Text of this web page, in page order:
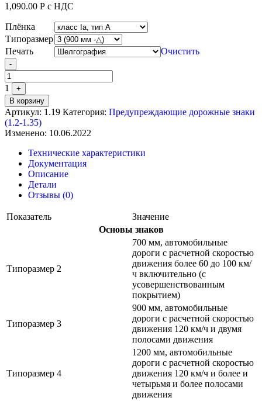
1,090.00 Р с НДС
Плёнка
Типоразмер
Печать
Очистить
Quantity
-
1
+
В корзину
Артикул: 1.19 Категория: Предупреждающие дорожные знаки
(1.2-1.35)
Изменено: 10.06.2022
Технические характеристики
Документация
Описание
Детали
Отзывы (0)
Показатель
Значение
Основы знаков
Типоразмер 2
700 мм, автомобильные
дороги с расчетной скоростью
движения более 60 до 100 км/
ч включительно (с
усовершенствованным
покрытием)
Типоразмер 3
900 мм, автомобильные
дороги с расчетной скоростью
движения 120 км/ч и двумя
полосами движения
Типоразмер 4
1200 мм, автомобильные
дороги с расчетной скоростью
движения 120 км/ч и более и
четырьмя и более полосами
движения